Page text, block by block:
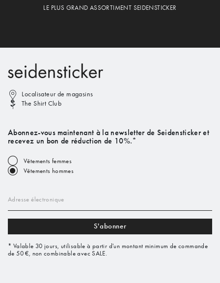
LE PLUS GRAND ASSORTIMENT SEIDENSTICKER
Localisateur de magasins
The Shirt Club
Abonnez-vous maintenant à la newsletter de Seidensticker et
recevez un bon de réduction de 10%.*
Vêtements femmes
Vêtements hommes
Adresse électronique
S'abonner
* Valable 30 jours, utilisable à partir d'un montant minimum de commande
de 50 €, non combinable avec SALE.